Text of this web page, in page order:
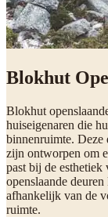
Blokhut
Blokhut
huiseigenaren die
binnenruimte. Deze
zijn ontworpen om
past bij de
openslaande
afhankelijk van de
ruimte.